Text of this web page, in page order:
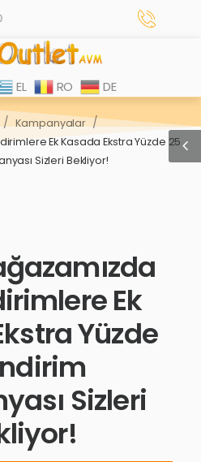
EL RO DE
/ Kampanyalar /
Ek Kasada Ekstra Yüzde 25
Sizleri Bekliyor!
Ek
Yüzde
Sizleri